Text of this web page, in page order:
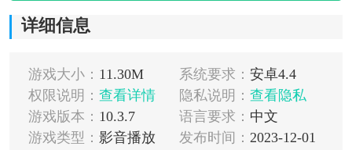
详细信息
游戏大小： 11.30M 系统要求： 安卓4.4
权限说明： 查看详情 隐私说明： 查看隐私
游戏版本： 10.3.7 语言要求： 中文
游戏类型： 影音播放 发布时间： 2023-12-01